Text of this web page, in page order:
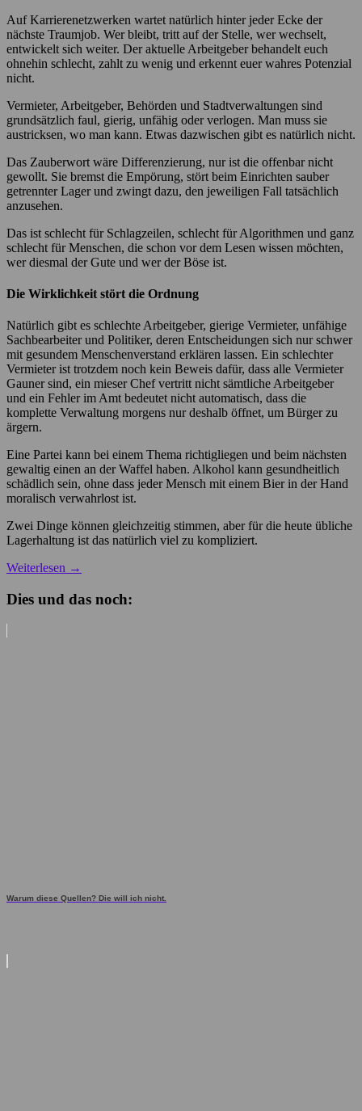
Auf Karrierenetzwerken wartet natürlich hinter jeder Ecke der
nächste Traumjob. Wer bleibt, tritt auf der Stelle, wer wechselt,
entwickelt sich weiter. Der aktuelle Arbeitgeber behandelt euch
ohnehin schlecht, zahlt zu wenig und erkennt euer wahres Potenzial
nicht.
Vermieter, Arbeitgeber, Behörden und Stadtverwaltungen sind
grundsätzlich faul, gierig, unfähig oder verlogen. Man muss sie
austricksen, wo man kann. Etwas dazwischen gibt es natürlich nicht.
Das Zauberwort wäre Differenzierung, nur ist die offenbar nicht
gewollt. Sie bremst die Empörung, stört beim Einrichten sauber
getrennter Lager und zwingt dazu, den jeweiligen Fall tatsächlich
anzusehen.
Das ist schlecht für Schlagzeilen, schlecht für Algorithmen und ganz
schlecht für Menschen, die schon vor dem Lesen wissen möchten,
wer diesmal der Gute und wer der Böse ist.
Die Wirklichkeit stört die Ordnung
Natürlich gibt es schlechte Arbeitgeber, gierige Vermieter, unfähige
Sachbearbeiter und Politiker, deren Entscheidungen sich nur schwer
mit gesundem Menschenverstand erklären lassen. Ein schlechter
Vermieter ist trotzdem noch kein Beweis dafür, dass alle Vermieter
Gauner sind, ein mieser Chef vertritt nicht sämtliche Arbeitgeber
und ein Fehler im Amt bedeutet nicht automatisch, dass die
komplette Verwaltung morgens nur deshalb öffnet, um Bürger zu
ärgern.
Eine Partei kann bei einem Thema richtigliegen und beim nächsten
gewaltig einen an der Waffel haben. Alkohol kann gesundheitlich
schädlich sein, ohne dass jeder Mensch mit einem Bier in der Hand
moralisch verwahrlost ist.
Zwei Dinge können gleichzeitig stimmen, aber für die heute übliche
Lagerhaltung ist das natürlich viel zu kompliziert.
Weiterlesen →
Dies und das noch:
Warum diese Quellen? Die will ich nicht.